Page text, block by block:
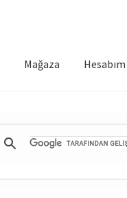
Mağaza Hesabım